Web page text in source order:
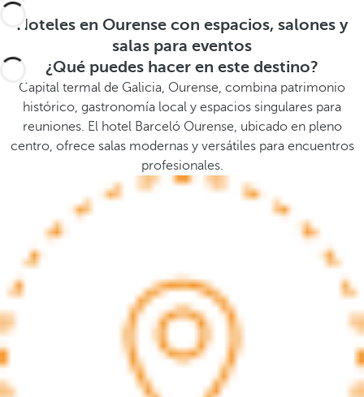
s
a
n
a
e
m
e
Hoteles en Ourense con espacios, salones y
salas para eventos
¿Qué puedes hacer en este destino?
Capital termal de Galicia, Ourense, combina patrimonio
histórico, gastronomía local y espacios singulares para
reuniones. El hotel Barceló Ourense, ubicado en pleno
centro, ofrece salas modernas y versátiles para encuentros
profesionales.